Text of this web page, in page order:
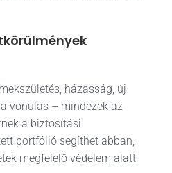
házasság, új
vonulás – mindezek az
a biztosítási
portfólió segíthet abban,
megfelelő védelem alatt